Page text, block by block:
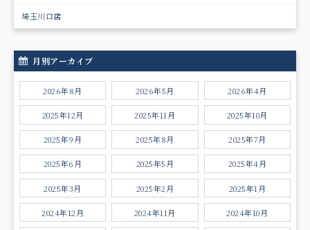
埼玉川口店
月別アーカイブ
2026年8月 2026年5月 2026年4月
2025年12月 2025年11月 2025年10月
2025年9月 2025年8月 2025年7月
2025年6月 2025年5月 2025年4月
2025年3月 2025年2月 2025年1月
2024年12月 2024年11月 2024年10月